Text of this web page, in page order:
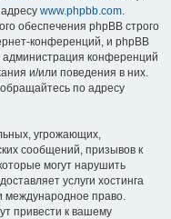
www.phpbb.com.
обеспечения phpBB строго
конференций, и phpBB
администрация конференций
и/или поведения в них.
по адресу
угрожающих,
сообщений, призывов к
могут нарушить
услуги хостинга
международное право.
привести к вашему